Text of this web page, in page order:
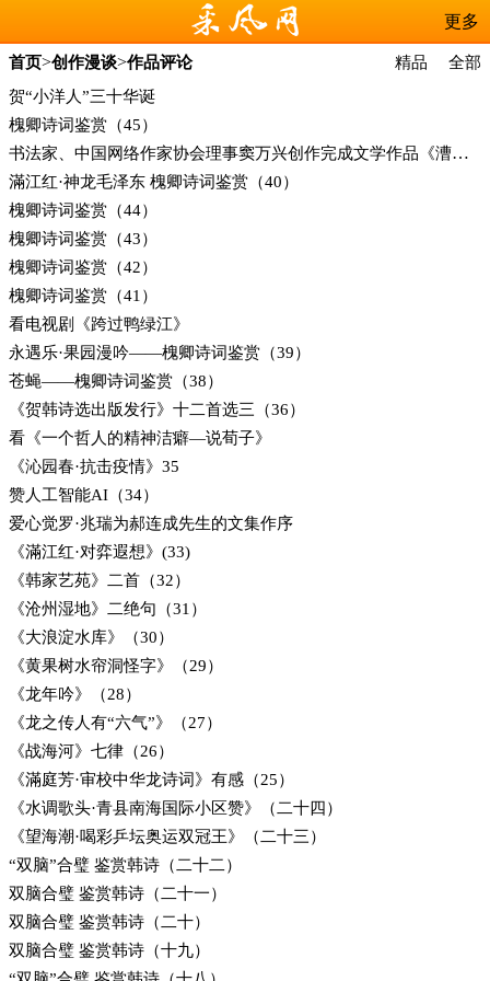
更多
首页>创作漫谈>作品评论 精品
全部
贺“小洋人”三十华诞
槐卿诗词鉴赏（45）
书法家、中国网络作家协会理事窦万兴创作完成文学作品《漕运赋》
滿江红·神龙毛泽东 槐卿诗词鉴赏（40）
槐卿诗词鉴赏（44）
槐卿诗词鉴赏（43）
槐卿诗词鉴赏（42）
槐卿诗词鉴赏（41）
看电视剧《跨过鸭绿江》
永遇乐·果园漫吟——槐卿诗词鉴赏（39）
苍蝇——槐卿诗词鉴赏（38）
《贺韩诗选出版发行》十二首选三（36）
看《一个哲人的精神洁癖—说荀子》
《沁园春·抗击疫情》35
赞人工智能AI（34）
爱心觉罗·兆瑞为郝连成先生的文集作序
《滿江红·对弈遐想》(33)
《韩家艺苑》二首（32）
《沧州湿地》二绝句（31）
《大浪淀水库》（30）
《黄果树水帘洞怪字》（29）
《龙年吟》（28）
《龙之传人有“六气”》（27）
《战海河》七律（26）
《滿庭芳·审校中华龙诗词》有感（25）
《水调歌头·青县南海国际小区赞》（二十四）
《望海潮·喝彩乒坛奥运双冠王》（二十三）
“双脑”合璧 鉴赏韩诗（二十二）
双脑合璧 鉴赏韩诗（二十一）
双脑合璧 鉴赏韩诗（二十）
双脑合璧 鉴赏韩诗（十九）